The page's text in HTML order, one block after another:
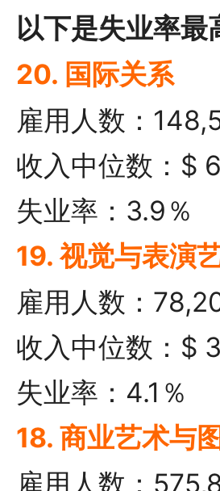
以下是失业率
20. 国际关系
雇用人数：
收入中位数：$
失业率：3.9％
19. 视觉与表演
雇用人数：
收入中位数：$
失业率：4.1％
18. 商业艺术与
雇用人数：